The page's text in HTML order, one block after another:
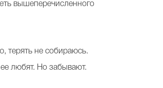
вышеперечисленного
терять не собираюсь.
любят. Но забывают.